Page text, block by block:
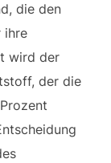
die den
ihre
wird der
der die